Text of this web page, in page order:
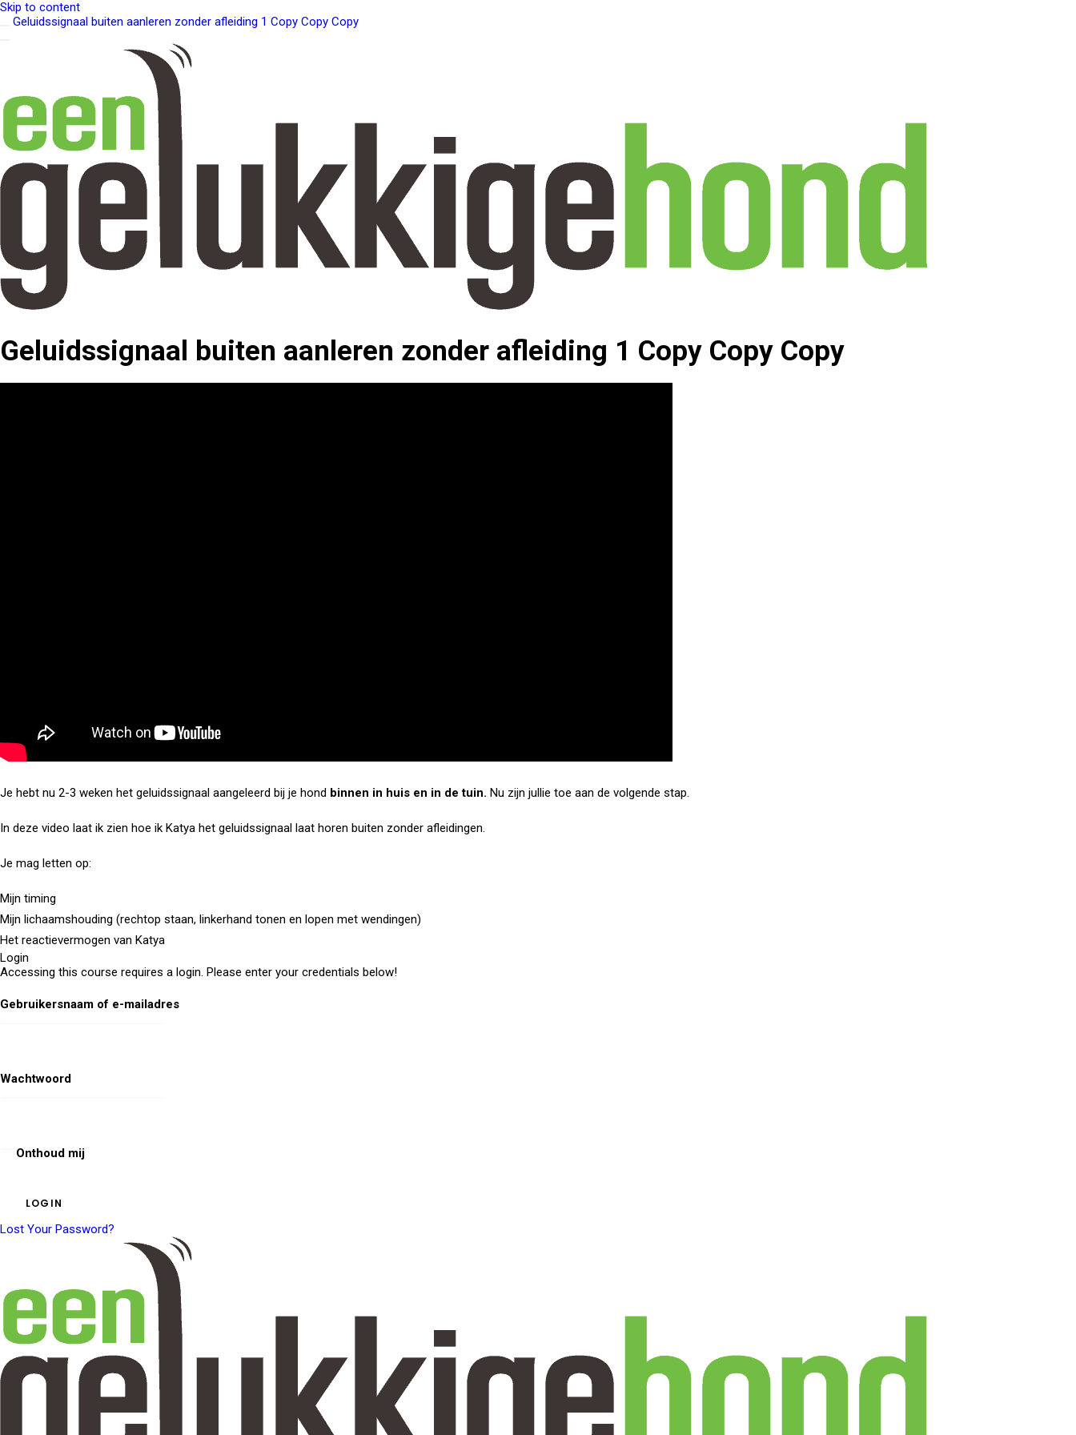
Skip to content
Geluidssignaal buiten aanleren zonder afleiding 1 Copy Copy Copy
Geluidssignaal buiten aanleren zonder afleiding 1 Copy Copy Copy
Je hebt nu 2-3 weken het geluidssignaal aangeleerd bij je hond binnen in huis en in de tuin. Nu zijn jullie toe aan de volgende stap.
In deze video laat ik zien hoe ik Katya het geluidssignaal laat horen buiten zonder afleidingen.
Je mag letten op:
Mijn timing
Mijn lichaamshouding (rechtop staan, linkerhand tonen en lopen met wendingen)
Het reactievermogen van Katya
Login
Accessing this course requires a login. Please enter your credentials below!
Gebruikersnaam of e-mailadres
Wachtwoord
Onthoud mij
Lost Your Password?